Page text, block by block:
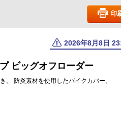
印
2026年8月8日
ビッグオフローダー
。 防炎素材を使用したバイクカバー。